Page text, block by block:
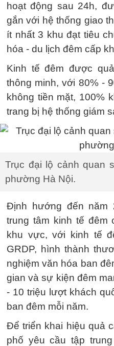
hoạt động sau 24h,
gắn với hệ thống giao
ít nhất 3 khu đạt tiêu
hóa - du lịch đêm cấp
Kinh tế đêm được
thông minh, với 80% -
không tiền mặt, 100%
trang bị hệ thống giám
Trục đại lộ cảnh quan
phường Hà Nội.
Định hướng đến năm
trung tâm kinh tế đêm
khu vực, với kinh tế
GRDP, hình thành
nghiệm văn hóa ban
gian và sự kiện đêm
- 10 triệu lượt khách
ban đêm mỗi năm.
Để triển khai hiệu quả
phố yêu cầu tập